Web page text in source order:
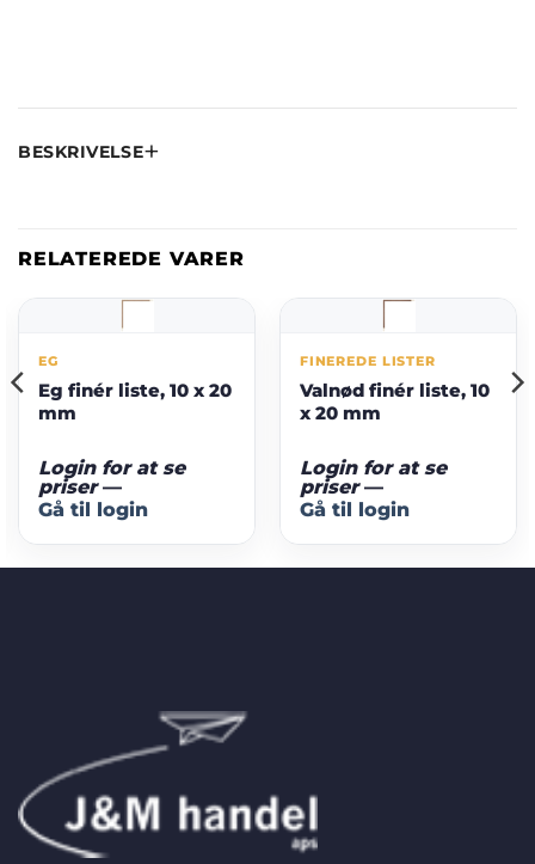
BESKRIVELSE
RELATEREDE VARER
EG
Eg finér liste, 10 x 20
mm
Login for at se
priser—
Gå til login
FINEREDE LISTER
Valnød finér liste, 10
x 20 mm
Login for at se
priser—
Gå til login